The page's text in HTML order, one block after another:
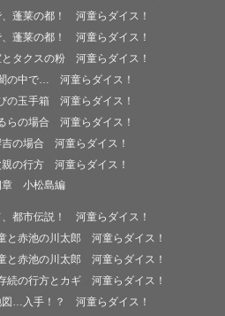
蓬莱の都！ 河童らダイス！
蓬莱の都！ 河童らダイス！
タクスの粉 河童らダイス！
の中で… 河童らダイス！
玉手箱 河童らダイス！
の場合 河童らダイス！
の場合 河童らダイス！
の行方 河童らダイス！
章 小松島編
都市伝説！ 河童らダイス！
赤池の川太郎 河童らダイス！
赤池の川太郎 河童らダイス！
の行方とカギ 河童らダイス！
…入手！？ 河童らダイス！